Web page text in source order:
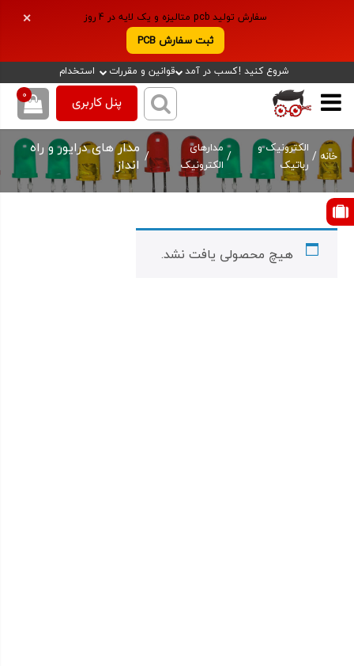
✕ سفارش تولید pcb متالیزه و یک لایه در 4 روز
ثبت سفارش PCB
شروع کنید !کسب در آمد قوانین و مقررات استخدام
پنل کاربری 0
خانه/ الکترونیک و
رباتیک
/ مدارهای
الکترونیک
/ مدار های درایور و راه
انداز
هیچ محصولی یافت نشد.